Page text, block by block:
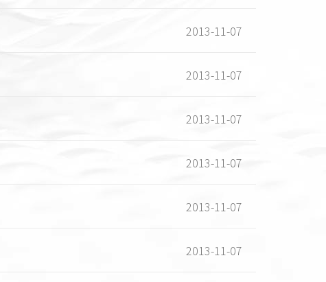
2013-11-07
2013-11-07
2013-11-07
2013-11-07
2013-11-07
2013-11-07